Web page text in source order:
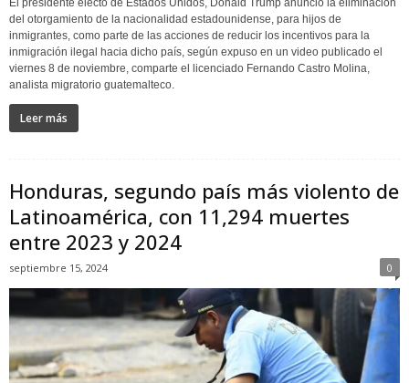
del otorgamiento de la nacionalidad estadounidense, para hijos de
inmigrantes, como parte de las acciones de reducir los incentivos para la
inmigración ilegal hacia dicho país, según expuso en un video publicado el
viernes 8 de noviembre, comparte el licenciado Fernando Castro Molina,
analista migratorio guatemalteco.
Leer más
Honduras, segundo país más violento de
Latinoamérica, con 11,294 muertes
entre 2023 y 2024
septiembre 15, 2024 0